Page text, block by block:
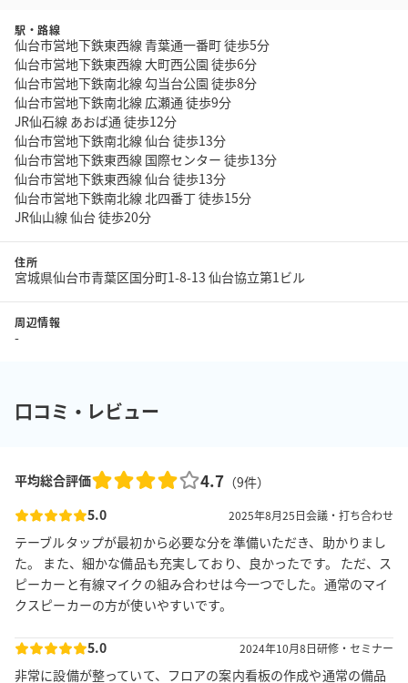
駅・路線
仙台市営地下鉄東西線 青葉通一番町 徒歩5分
仙台市営地下鉄東西線 大町西公園 徒歩6分
仙台市営地下鉄南北線 勾当台公園 徒歩8分
仙台市営地下鉄南北線 広瀬通 徒歩9分
JR仙石線 あおば通 徒歩12分
仙台市営地下鉄南北線 仙台 徒歩13分
仙台市営地下鉄東西線 国際センター 徒歩13分
仙台市営地下鉄東西線 仙台 徒歩13分
仙台市営地下鉄南北線 北四番丁 徒歩15分
JR仙山線 仙台 徒歩20分
住所
宮城県仙台市青葉区国分町1-8-13 仙台協立第1ビル
周辺情報
-
口コミ・レビュー
平均総合評価 4.7（9件）
5.0
2025年8月25日会議・打ち合わせ
テーブルタップが最初から必要な分を準備いただき、助かりまし
た。 また、細かな備品も充実しており、良かったです。 ただ、ス
ピーカーと有線マイクの組み合わせは今一つでした。通常のマイ
クスピーカーの方が使いやすいです。
5.0 2024年10月8日研修・セミナー
非常に設備が整っていて、フロアの案内看板の作成や通常の備品